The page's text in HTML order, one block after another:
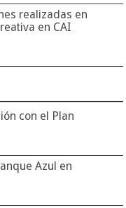
realizadas en
en CAI
con el Plan
Azul en